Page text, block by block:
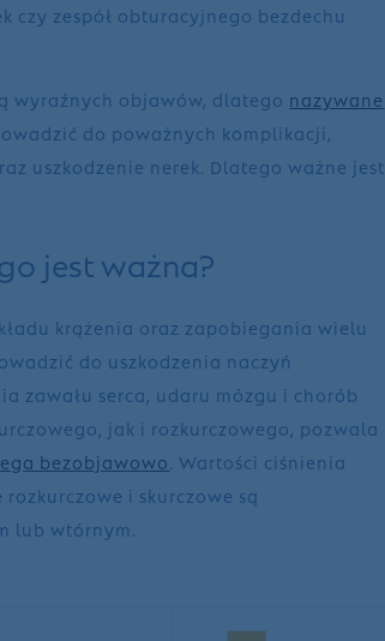
czy zespół obturacyjnego bezdechu
wyraźnych objawów, dlatego nazywane
do poważnych komplikacji,
uszkodzenie nerek. Dlatego ważne jest
jest ważna?
krążenia oraz zapobiegania wielu
do uszkodzenia naczyń
zawału serca, udaru mózgu i chorób
jak i rozkurczowego, pozwala
bezobjawowo . Wartości ciśnienia
i skurczowe są
lub wtórnym.